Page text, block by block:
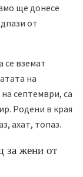
ще донесе
от
се вземат
на
септември, са
Родени в края
ахат, топаз.
за жени от